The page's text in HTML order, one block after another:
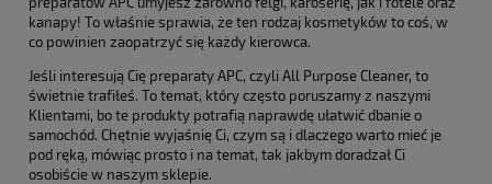
kanapy! To właśnie sprawia, że ten rodzaj kosmetyków to coś, w
co powinien zaopatrzyć się każdy kierowca.
Jeśli interesują Cię preparaty APC, czyli All Purpose Cleaner, to
świetnie trafiłeś. To temat, który często poruszamy z naszymi
Klientami, bo te produkty potrafią naprawdę ułatwić dbanie o
samochód. Chętnie wyjaśnię Ci, czym są i dlaczego warto mieć je
pod ręką, mówiąc prosto i na temat, tak jakbym doradzał Ci
osobiście w naszym sklepie.